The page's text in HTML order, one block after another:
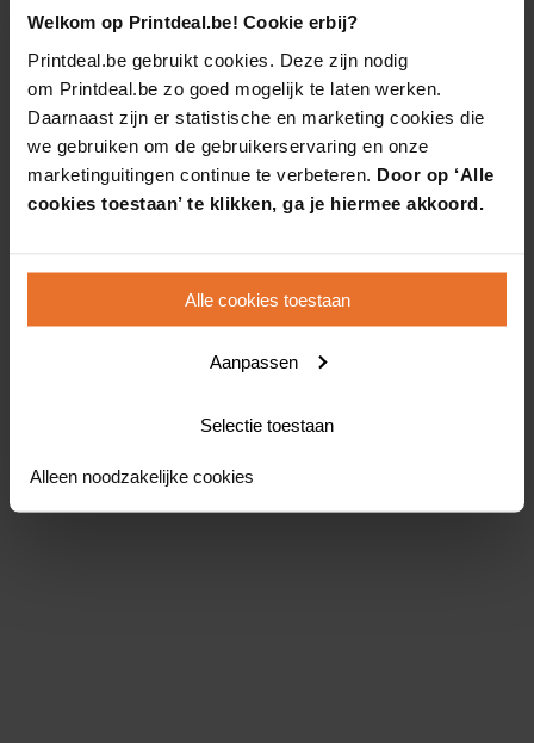
Welkom op Printdeal.be! Cookie erbij?
Printdeal.be gebruikt cookies. Deze zijn nodig
om Printdeal.be zo goed mogelijk te laten werken.
Daarnaast zijn er statistische en marketing cookies die
we gebruiken om de gebruikerservaring en onze
marketinguitingen continue te verbeteren. Door op ‘Alle
cookies toestaan’ te klikken, ga je hiermee akkoord.
Alle cookies toestaan
Aanpassen
Selectie toestaan
Alleen noodzakelijke cookies